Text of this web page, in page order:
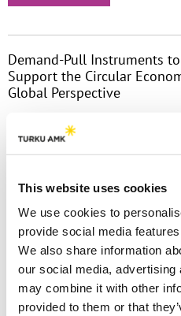
This website uses cookies
We use cookies to
provide social media
We also share information
our social media,
may combine it with other
provided to them or that
Demand-Pull Instruments to
Support the Circular
Global Perspective
Artikkelissa tutkittiin erilaisia
kiertotaloutta edistäviä
eri maista. Tutkimuksessa
kiertotalouteen ja miten niitä......
Lue lisää
The leadership moment in